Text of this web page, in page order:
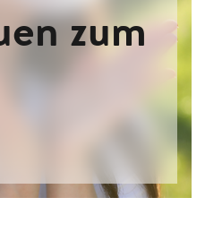
zum